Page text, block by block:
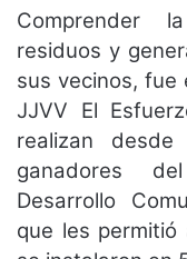
Comprender
residuos y
sus vecinos, fue
JJVV El
realizan
ganadores
Desarrollo
que les permitió